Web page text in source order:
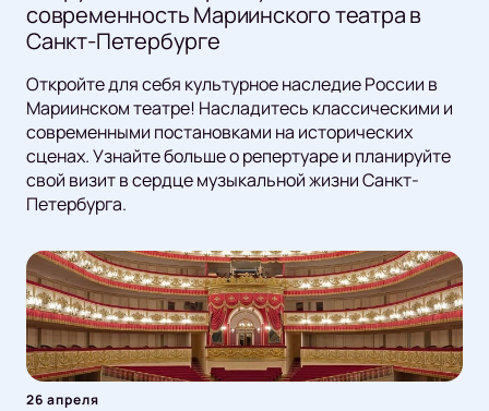
современность Мариинского театра в
Санкт-Петербурге
Откройте для себя культурное наследие России в
Мариинском театре! Насладитесь классическими и
современными постановками на исторических
сценах. Узнайте больше о репертуаре и планируйте
свой визит в сердце музыкальной жизни Санкт-
Петербурга.
26 апреля